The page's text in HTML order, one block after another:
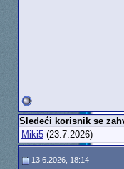
Sledeći korisnik se
Miki5(23.7.2026)
13.6.2026, 18:14